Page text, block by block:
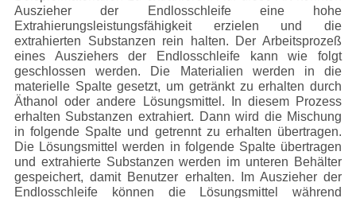
Auszieher der Endlosschleife eine hohe
Extrahierungsleistungsfähigkeit erzielen und die
extrahierten Substanzen rein halten. Der Arbeitsprozeß
eines Ausziehers der Endlosschleife kann wie folgt
geschlossen werden. Die Materialien werden in die
materielle Spalte gesetzt, um getränkt zu erhalten durch
Äthanol oder andere Lösungsmittel. In diesem Prozess
erhalten Substanzen extrahiert. Dann wird die Mischung
in folgende Spalte und getrennt zu erhalten übertragen.
Die Lösungsmittel werden in folgende Spalte übertragen
und extrahierte Substanzen werden im unteren Behälter
gespeichert, damit Benutzer erhalten. Im Auszieher der
Endlosschleife können die Lösungsmittel während